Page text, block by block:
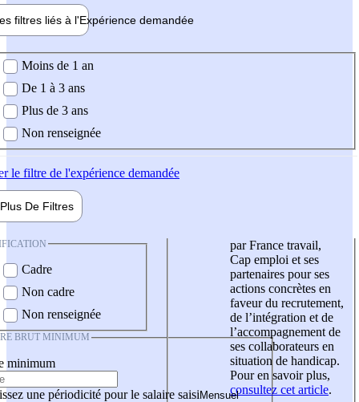
filtres liés à l'Expérience demandée
demandée
Moins de 1 an
De 1 à 3 ans
Plus de 3 ans
Non renseignée
le filtre de l'expérience demandée
Plus De Filtres
Cadre
Non cadre
Non renseignée
BRUT MINIMUM
minimum
une périodicité pour le salaire saisi
par France travail,
Cap emploi et ses
partenaires pour ses
actions concrètes en
faveur du recrutement,
de l’intégration et de
l’accompagnement de
ses collaborateurs en
situation de handicap.
Pour en savoir plus,
consultez cet article.